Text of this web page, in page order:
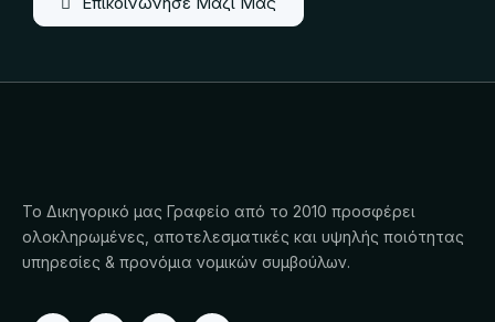
Το Δικηγορικό μας Γραφείο από το 2010 προσφέρει
ολοκληρωμένες, αποτελεσματικές και υψηλής ποιότητας
υπηρεσίες & προνόμια νομικών συμβούλων.